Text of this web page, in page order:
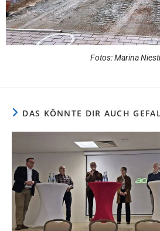
Fotos: Marina
DAS KÖNNTE DIR AUCH